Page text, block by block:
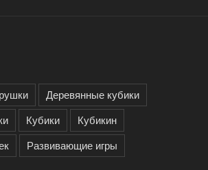
Деревянные кубики
Кубики
Кубикин
Развивающие игры